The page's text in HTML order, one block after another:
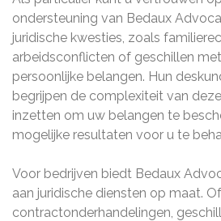
ondersteuning van Bedaux
juridische kwesties, zoals
arbeidsconflicten of geschillen
persoonlijke belangen. Hun
begrijpen de complexiteit van
inzetten om uw belangen te
mogelijke resultaten voor u te
Voor bedrijven biedt Bedaux
aan juridische diensten op maat.
contractonderhandelingen,